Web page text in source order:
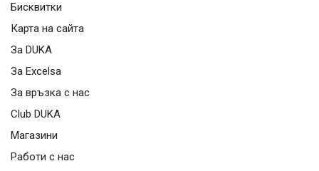
Бисквитки
Карта на сайта
За DUKA
За Excelsa
За връзка с нас
Club DUKA
Магазини
Работи с нас